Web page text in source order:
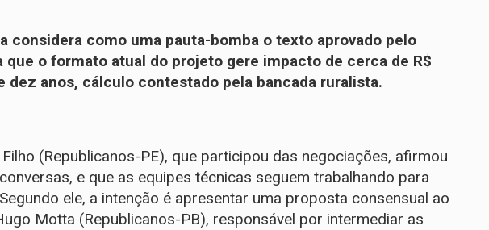
considera como uma pauta-bomba o texto aprovado pelo
que o formato atual do projeto gere impacto de cerca de R$
dez anos, cálculo contestado pela bancada ruralista.
(Republicanos-PE), que participou das negociações, afirmou
e que as equipes técnicas seguem trabalhando para
ele, a intenção é apresentar uma proposta consensual ao
Motta (Republicanos-PB), responsável por intermediar as